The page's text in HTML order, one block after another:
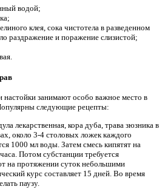
водой;
клея, сока чистотела в разведенном
раздражение и поражение слизистой;
настойки занимают особо важное место в
следующие рецепты:
лекарственная, кора дуба, трава зюзника в
около 3-4 столовых ложек каждого
1000 мл воды. Затем смесь кипятят на
Потом субстанции требуется
на протяжении суток небольшими
курс составляет 15 дней. Во время
паузу.